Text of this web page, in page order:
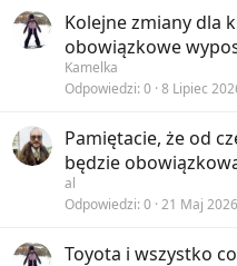
Kolejne zmiany dla
obowiązkowe
Kamelka
Odpowiedzi 0 8 Lipiec
Pamiętacie, że od
będzie
al
Odpowiedzi 0 21 Maj 2026
Toyota i wszystko